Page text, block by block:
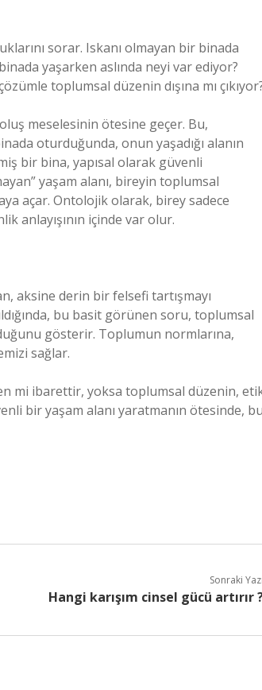
sorar. Iskanı olmayan bir binada
yaşarken aslında neyi var ediyor?
toplumsal düzenin dışına mı
meselesinin ötesine geçer. Bu,
oturduğunda, onun yaşadığı alanın
bir bina, yapısal olarak güvenli
yaşam alanı, bireyin toplumsal
açar. Ontolojik olarak, birey sadece
anlayışının içinde var olur.
aksine derin bir felsefi tartışmayı
bu basit görünen soru, toplumsal
gösterir. Toplumun normlarına,
sağlar.
mi ibarettir, yoksa toplumsal düzenin,
bir yaşam alanı yaratmanın ötesinde,
Sonraki
Hangi karışım cinsel gücü artırır